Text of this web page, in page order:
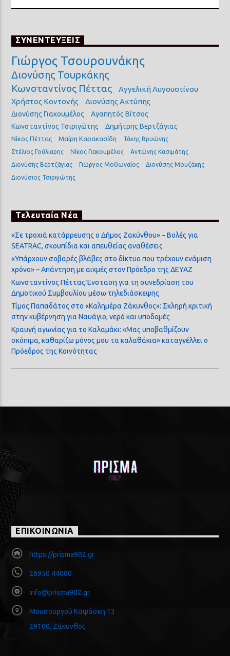
ΣΥΝΕΝΤΕΥΞΕΙΣ
Γιώργος Τσουρουνάκης
Διονύσης Τουρκάκης
Κωνσταντίνος Πέττας
Αγγελική Αυγουστίνου
Χρήστος Κοντονής
Διονύσης Ακτύπης
Διονύσης Γιακουμέλος
Αγαπητός Βίτσος
Κωνσταντίνος Τσιριγώτης
Δημήτρης Βερτζάγιας
Νίκος Πέττας Μαίρη Καρακασίδη
Τάκης Βρυώνης
Στέλιος Γούλιαρης
Νίκος Γιακουμέλος
Αντώνης Κασιμάτης
Διονύσης Βερτζάγιας
Γιώργος Μοθωναίος
Διονύσης Μουζάκης
Διονύσιος Τσιριγώτης
Τελευταία Νέα
«Σε τροχιά κατάρρευσης ο Δήμος Ζακύνθου» – Βολές για
SEATRAC, σκουπίδια και απευθείας αναθέσεις
«Υπάρχουν σοβαρές βλάβες στο δίκτυο που τρέχουν ενάμιση
χρόνο» – Απάντηση με αιχμές στον Πρόεδρο της ΔΕΥΑΖ
Κωνσταντίνος Πέττας:Ένσταση για τη συνεδρίαση του
Δημοτικού Συμβουλίου μέσω τηλεδιάσκεψης
Τίμος Παπαδάτος στο «Καλημέρα Ζάκυνθος»: Σκληρή κριτική
στην κυβέρνηση για Ναυάγιο, νερό και υποδομές
Κραυγή αγωνίας για το Καλαμάκι: «Μας υποβαθμίζουν
σκόπιμα, καθαρίζω μόνος μου τα καλαθάκια» καταγγέλλει ο
Πρόεδρος της Κοινότητας
ΕΠΙΚΟΙΝΩΝΙΑ
https://prisma902.gr
26950 44000
info@prisma902.gr
Μουσουργού Καψάσκη 13
29100, Ζάκυνθος